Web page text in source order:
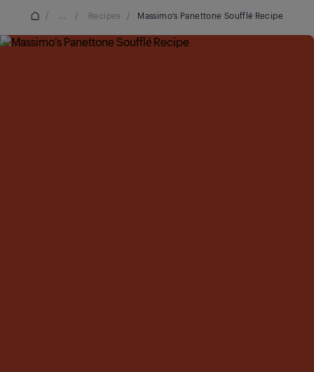
/ ... / Recipes / Massimo’s Panettone Soufflé Recipe